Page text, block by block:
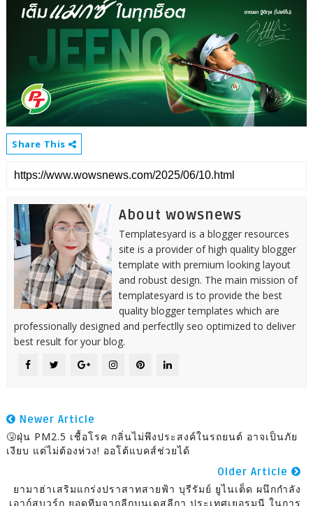
Share This
About wowsnews
Templatesyard is a blogger resources
site is a provider of high quality blogger
template with premium looking layout
and robust design. The main mission of
templatesyard is to provide the best
quality blogger templates which are
professionally designed and perfectlly seo optimized to deliver
best result for your blog.
Newer Article
🤧ฝุ่น PM2.5 เชื้อโรค กลิ่นไม่พึงประสงค์ในรถยนต์ อาจเป็นภัย
เงียบ แต่ไม่ต้องห่วง! ออโต้แบคส์ช่วยได้
Older Article
ยามาฮ่าเสริมแกร่งปราสาทสายฟ้า บุรีรัมย์ ยูไนเต็ด ผนึกกำลัง
เอาก์สบวร์ก ยอดทีมจากลีกบุนเดสลีกา ประเทศเยอรมนี ในการ